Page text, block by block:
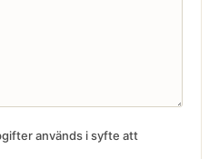
används i syfte att